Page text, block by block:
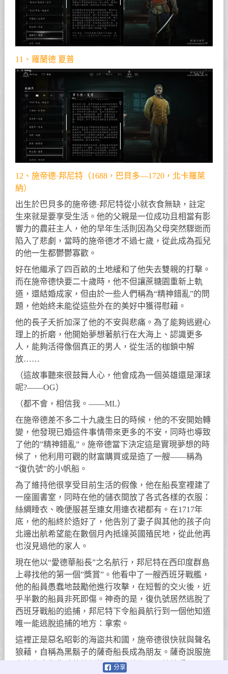
11、羅蘭德 夏普
12、施帝德·邦尼特（1688，巴貝多—1720，北卡羅萊
納）
出生於巴貝多的施帝德·邦尼特從小就衣食無缺，註定
生來就是要享受生活。他的父親是一位成功且相當有影
響力的農莊主人，他的早年生活則因為父母突然驟逝而
陷入了悲劇，當時的施帝德才不過七歲，從此成為孤兒
的他一生都鬱鬱寡歡。
好在他繼承了四百畝的土地緩和了他失去雙親的打擊。
而在施帝德快要二十歲時，他不但讓蔗糖園重新上軌
道，還結婚成家，但由於一些人們稱為“精神錯亂”的問
題，他始終未能從這些外在的美好中獲得慰藉。
他的長子夭折加深了他的不安與悲痛。為了能夠逃避心
理上的折磨，他開始夢想著航行在大海上、認識更多
人，能夠活得像個真正的男人，從生活的枷鎖中解
放……
（這故事聽來很鼓舞人心，他會成為一個英雄還是渾球
呢?——OG）
（都不會，相信我。——ML）
在施帝德差不多二十九歲生日的時候，他的不安開始轉
變，他發現已婚這件事情帶來更多的不安，同時也導致
了他的”精神錯亂”。施帝德當下決定這是實現夢想的時
候了，他利用可觀的財富購買或是造了一艘——稱為
“復仇號”的小帆船。
為了維持他很享受目前生活的假像，他在船長室裡建了
一座圖書室，同時在他的儲衣間放了各式各樣的衣服：
絲綢睡衣、晚便服甚至連女用連衣裙都有。在1717年
底，他的船終於造好了，他告別了妻子與其他的孩子向
北邊出航希望能在數個月內抵達英國殖民地，從此他再
也沒見過他的家人。
現在他以“愛德華船長”之名航行，邦尼特在西印度群島
上尋找他的第一個”獎賞”。他看中了一艘西班牙戰艦，
他的船員愚蠢地鼓勵他進行攻擊，在短暫的交火後，近
乎半數的船員非死即傷。神奇的是，復仇號居然逃脫了
西班牙戰船的追捕，邦尼特下令船員航行到一個他知道
唯一能逃脫追捕的地方：拿索。
這裡正是惡名昭彰的海盜共和國，施帝德很快就與聲名
狼藉，自稱為黑鬍子的薩奇船長成為朋友。薩奇說服施
帝德交出復仇號的控制權，施帝德很開心地接受了，兩
分享